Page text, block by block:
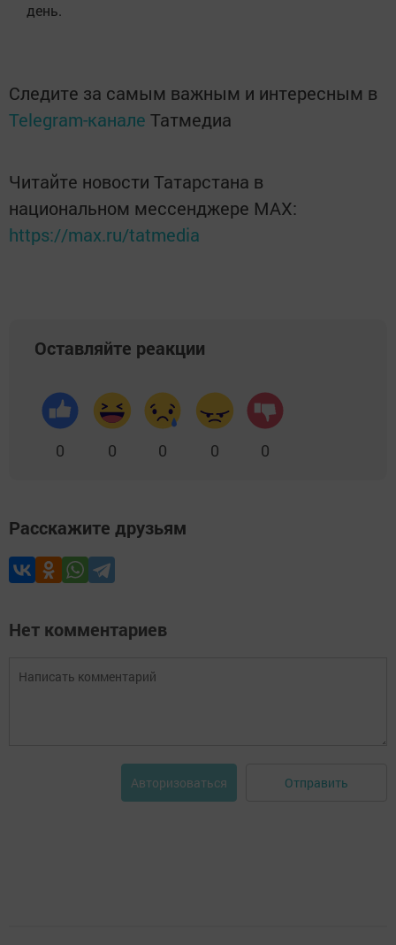
день.
Следите за самым важным и интересным в
Telegram-канале Татмедиа
Читайте новости Татарстана в
национальном мессенджере MАХ:
https://max.ru/tatmedia
Оставляйте реакции
0 0 0 0 0
Расскажите друзьям
Нет комментариев
Авторизоваться Отправить